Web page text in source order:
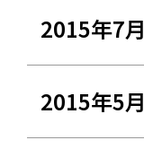
2015年7月
2015年5月